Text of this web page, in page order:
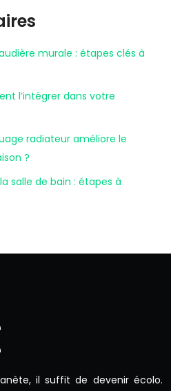
murale : étapes clés à
l’intégrer dans votre
radiateur améliore le
?
salle de bain : étapes à
il suffit de devenir écolo.